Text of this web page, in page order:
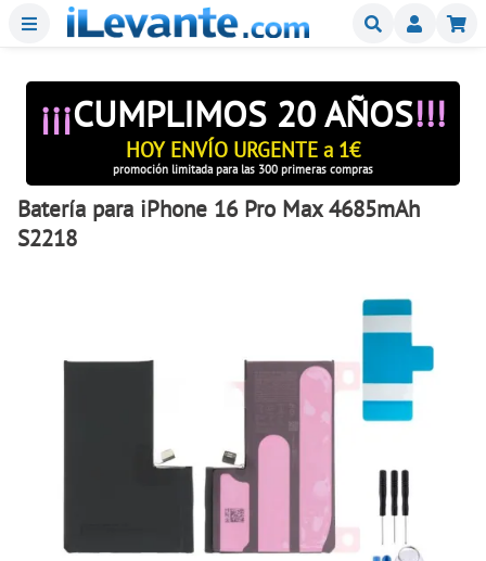
Menu Buscar
¡¡¡CUMPLIMOS 20 AÑOS!!!
HOY ENVÍO URGENTE a 1€
promoción limitada para las 300 primeras compras
Batería para iPhone 16 Pro Max 4685mAh
S2218